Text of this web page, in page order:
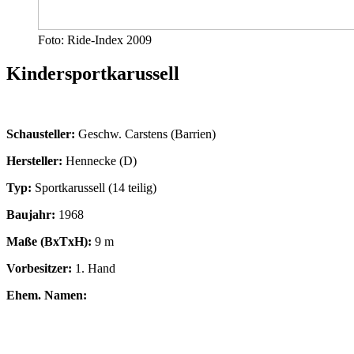
Foto: Ride-Index 2009
Kindersportkarussell
Schausteller: Geschw. Carstens (Barrien)
Hersteller: Hennecke (D)
Typ: Sportkarussell (14 teilig)
Baujahr: 1968
Maße (BxTxH): 9 m
Vorbesitzer: 1. Hand
Ehem. Namen: